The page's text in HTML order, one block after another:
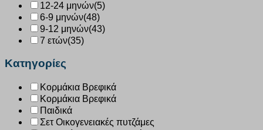
12-24 μηνών(5)
6-9 μηνών(48)
9-12 μηνών(43)
7 ετών(35)
Κατηγορίες
Κορμάκια Βρεφικά
Κορμάκια Βρεφικά
Παιδικά
Σετ Οικογενειακές πυτζάμες